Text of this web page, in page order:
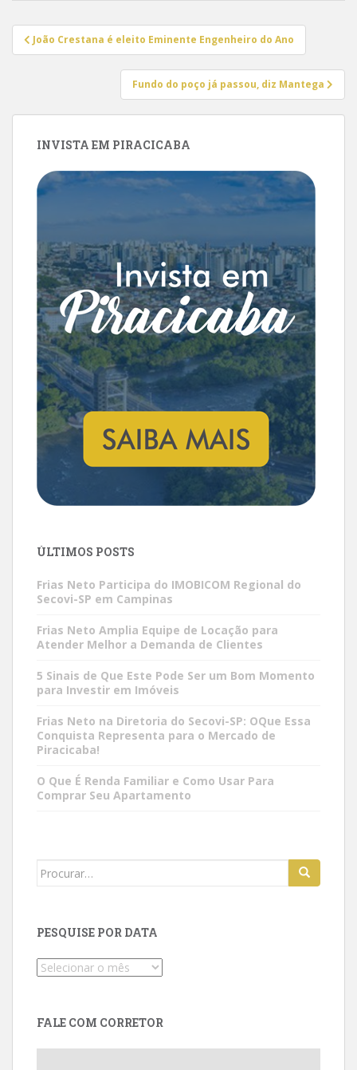
Navegação
de
João Crestana é eleito Eminente Engenheiro do Ano
Fundo do poço já passou, diz Mantega
INVISTA EM PIRACICABA
ÚLTIMOS POSTS
Frias Neto Participa do IMOBICOM Regional do
Secovi-SP em Campinas
Frias Neto Amplia Equipe de Locação para
Atender Melhor a Demanda de Clientes
5 Sinais de Que Este Pode Ser um Bom Momento
para Investir em Imóveis
Frias Neto na Diretoria do Secovi-SP: OQue Essa
Conquista Representa para o Mercado de
Piracicaba!
O Que É Renda Familiar e Como Usar Para
Comprar Seu Apartamento
Search
PESQUISE POR DATA
Pesquise
FALE COM CORRETOR